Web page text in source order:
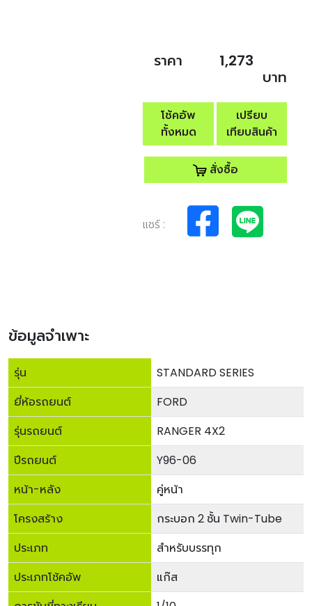
ราคา
1,273
บาท
โช้คอัพ
ทั้งหมด
เปรียบ
เทียบสินค้า
สั่งซื้อ
แชร์ :
ข้อมูลจำเพาะ
รุ่น
STANDARD SERIES
ยี่ห้อรถยนต์
FORD
รุ่นรถยนต์
RANGER 4X2
ปีรถยนต์
Y96-06
หน้า-หลัง
คู่หน้า
โครงสร้าง
กระบอก 2 ชั้น Twin-Tube
ประเภท
สำหรับบรรทุก
ประเภทโช้คอัพ
แก๊ส